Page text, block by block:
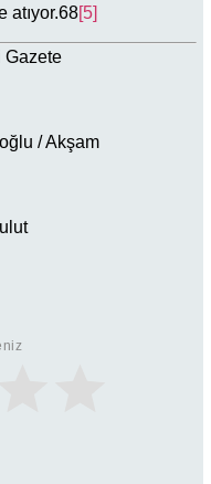
atıyor.68[5]
Gazete
/ Akşam